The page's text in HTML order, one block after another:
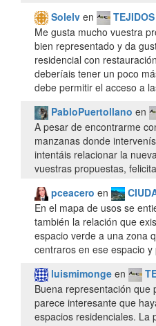
Solelv en
Me gusta mucho vuestra
bien representado y da
residencial con
deberíais tener un poco
debe permitir el acceso a
PabloPuertollano en
A pesar de encontrarme
manzanas donde
intentáis relacionar la
vuestras propuestas,
pceacero en
En el mapa de usos se
también la relación que
espacio verde a una zona
centraros en ese espacio
luismimonge en
Buena representación que
parece interesante que
espacios residenciales. La